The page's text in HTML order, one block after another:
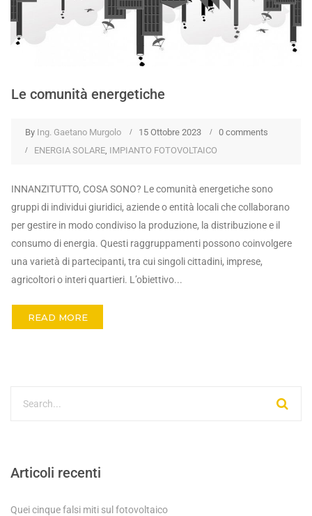
Le comunità energetiche
By Ing. Gaetano Murgolo 15 Ottobre 2023
0 comments
ENERGIA SOLARE IMPIANTO FOTOVOLTAICO
INNANZITUTTO, COSA SONO? Le comunità energetiche sono
gruppi di individui giuridici, aziende o entità locali che collaborano
per gestire in modo condiviso la produzione, la distribuzione e il
consumo di energia. Questi raggruppamenti possono coinvolgere
una varietà di partecipanti, tra cui singoli cittadini, imprese,
agricoltori o interi quartieri. L’obiettivo...
READ MORE
Articoli recenti
Quei cinque falsi miti sul fotovoltaico